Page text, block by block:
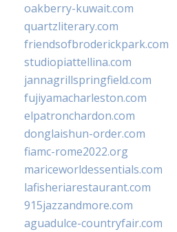
oakberry-kuwait.com
quartzliterary.com
friendsofbroderickpark.com
studiopiattellina.com
jannagrillspringfield.com
fujiyamacharleston.com
elpatronchardon.com
donglaishun-order.com
fiamc-rome2022.org
mariceworldessentials.com
lafisheriarestaurant.com
915jazzandmore.com
aguadulce-countryfair.com